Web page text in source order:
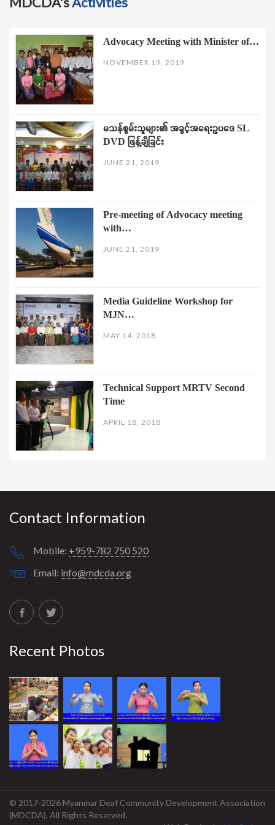
Advocacy Meeting with Minister of…
NOVEMBER 19, 2019
မသန်စွမ်းသူများ၏ အခွင့်အရေးဥပဒေ SL
DVD ဖြန့်ချိခြင်း
JUNE 21, 2019
Pre-meeting of Advocacy meeting
with…
JUNE 21, 2019
Media Guideline Workshop for
MJN…
MAY 14, 2018
Technical Support MRTV Second
Time
APRIL 18, 2018
Contact Information
Mobile: +959-782 750 520
Email: info@mdcda.org
Recent Photos
© 2017-2026 Myanmar Deaf Community Development Association
(MDCDA). All Rights Reserved.